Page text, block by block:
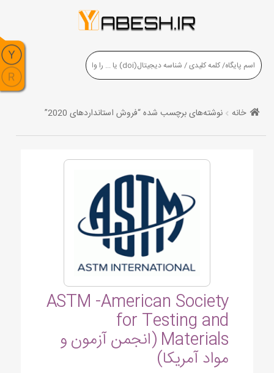
خانه نوشته‌های برچسب شده “فروش استانداردهای 2020”
ASTM -American Society
for Testing and
Materials (انجمن آزمون و
مواد آمریکا)